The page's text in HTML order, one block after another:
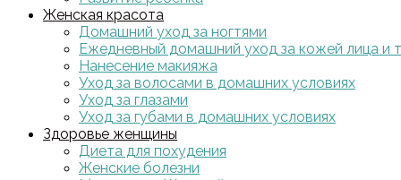
Женская красота
Домашний уход за ногтями
Ежедневный домашний уход за кожей лица и
Нанесение макияжа
Уход за волосами в домашних условиях
Уход за глазами
Уход за губами в домашних условиях
Здоровье женщины
Диета для похудения
Женские болезни